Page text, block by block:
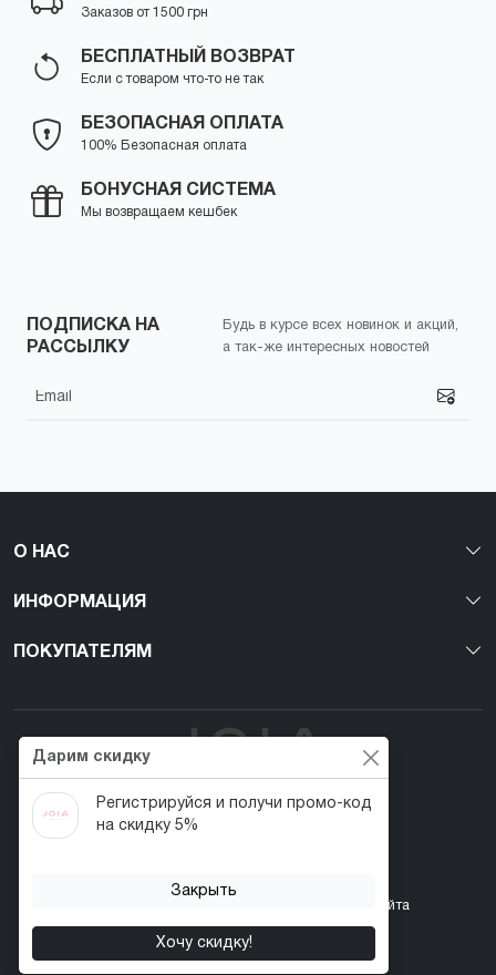
Заказов от 1500 грн
БЕСПЛАТНЫЙ ВОЗВРАТ
Если с товаром что-то не так
БЕЗОПАСНАЯ ОПЛАТА
100% Безопасная оплата
БОНУСНАЯ СИСТЕМА
Мы возвращаем кешбек
ПОДПИСКА НА
РАССЫЛКУ
Будь в курсе всех новинок и акций,
а так-же интересных новостей
О НАС
ИНФОРМАЦИЯ
ПОКУПАТЕЛЯМ
Первый веган nail-бренд в Украине!
Карта сайта
Дарим скидку
Регистрируйся и получи промо-код
на скидку 5%
Закрыть
Хочу скидку!